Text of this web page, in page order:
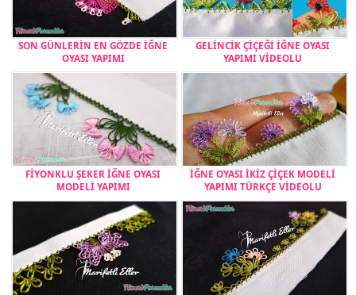
SON GÜNLERİN EN GÖZDE İĞNE
OYASI YAPIMI
GELİNCİK ÇİÇEĞİ İĞNE OYASI
YAPIMI VİDEOLU
FİYONKLU ŞEKER İĞNE OYASI
MODELİ YAPIMI
İĞNE OYASI İKİZ ÇİÇEK MODELİ
YAPIMI TÜRKÇE VİDEOLU